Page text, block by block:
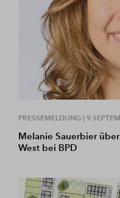
PRESSEMELDUNG | 9
Melanie Sauerbier
West bei BPD